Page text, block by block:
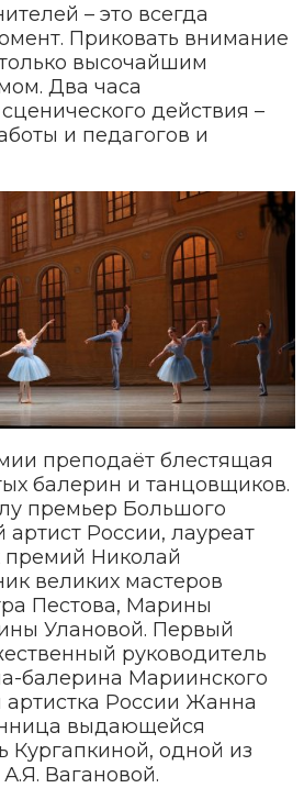
– это всегда
Приковать внимание
высочайшим
Два часа
действия –
и педагогов и
преподаёт блестящая
балерин и танцовщиков.
премьер Большого
России, лауреат
премий Николай
великих мастеров
Пестова, Марины
Улановой. Первый
руководитель
балерина Мариинского
артистка России Жанна
выдающейся
одной из
Вагановой.